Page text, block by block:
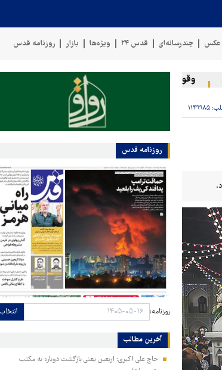
عکس چندرسانه‌ای قدس ۲۴ ویژه‌ها بازار روزنامه قدس
وقوع حادثه دریایی در سواحل عمان سخنگوی
۱۱۴۹۹۸۵
روزنامه قدس
روزنامه: انتخاب
آخرین مطالب
حاج علی اکبری: اربعین یعنی بازگشت دوباره به مکتب